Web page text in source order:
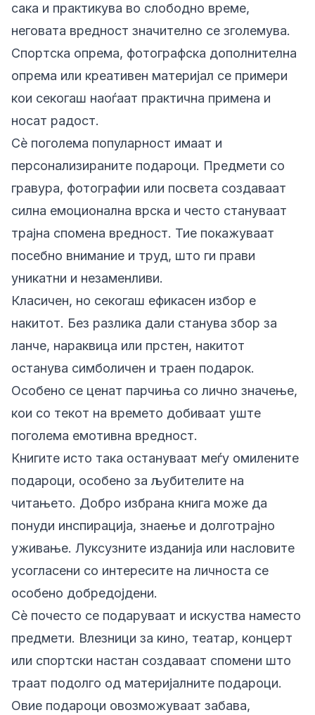
сака и практикува во слободно време,
неговата вредност значително се зголемува.
Спортска опрема, фотографска дополнителна
опрема или креативен материјал се примери
кои секогаш наоѓаат практична примена и
носат радост.
Сè поголема популарност имаат и
персонализираните подароци. Предмети со
гравура, фотографии или посвета создаваат
силна емоционална врска и често стануваат
трајна спомена вредност. Тие покажуваат
посебно внимание и труд, што ги прави
уникатни и незаменливи.
Класичен, но секогаш ефикасен избор е
накитот. Без разлика дали станува збор за
ланче, нараквица или прстен, накитот
останува симболичен и траен подарок.
Особено се ценат парчиња со лично значење,
кои со текот на времето добиваат уште
поголема емотивна вредност.
Книгите исто така остануваат меѓу омилените
подароци, особено за љубителите на
читањето. Добро избрана книга може да
понуди инспирација, знаење и долготрајно
уживање. Луксузните изданија или насловите
усогласени со интересите на личноста се
особено добредојдени.
Сè почесто се подаруваат и искуства наместо
предмети. Влезници за кино, театар, концерт
или спортски настан создаваат спомени што
траат подолго од материјалните подароци.
Овие подароци овозможуваат забава,